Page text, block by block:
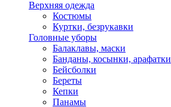
Верхняя одежда
Костюмы
Куртки, безрукавки
Головные уборы
Балаклавы, маски
Банданы, косынки, арафатки
Бейсболки
Береты
Кепки
Панамы